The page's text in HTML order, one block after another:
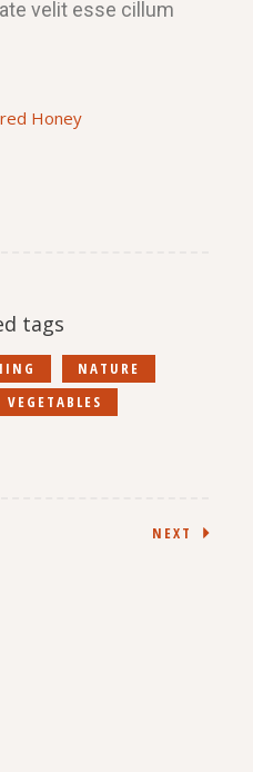
velit esse cillum
Honey
tags
NATURE
VEGETABLES
NEXT